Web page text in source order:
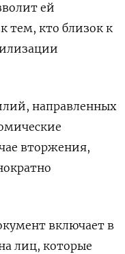
ей
тем, кто близок к
направленных
вторжения,
включает в
лиц, которые